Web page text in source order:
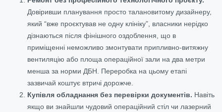
Довіривши планування просто талановитому дизайнеру,
який “вже проєктував не одну клініку”, власники нерідко
дізнаються після фінішного оздоблення, що в
приміщенні неможливо змонтувати припливно-витяжну
вентиляцію або площа операційної зали на два метри
менша за норми ДБН. Переробка на цьому етапі
зазвичай коштує втричі дорожче.
Купівля обладнання без перевірки документів. Навіть
якщо ви знайшли чудовий операційний стіл чи лазерний